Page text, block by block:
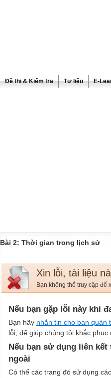
Đề thi & Kiểm tra Tư liệu E-
Bài 2: Thời gian trong lịch sử
Xin lỗi, tài liệu
Bạn không thể truy cập để
Nếu bạn gặp lỗi này khi
Bạn hãy nhắn tin cho ban quản
lỗi, để giúp chúng tôi khắc phục
Nếu bạn sử dụng liên
ngoài
Có thể các trang đó sử dụng